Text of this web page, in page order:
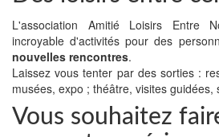
L'association Amitié Loisirs Entre
incroyable d'activités pour des
nouvelles rencontres.
Laissez vous tenter par des sorties :
musées, expo ; théâtre, visites
Vous souhaitez